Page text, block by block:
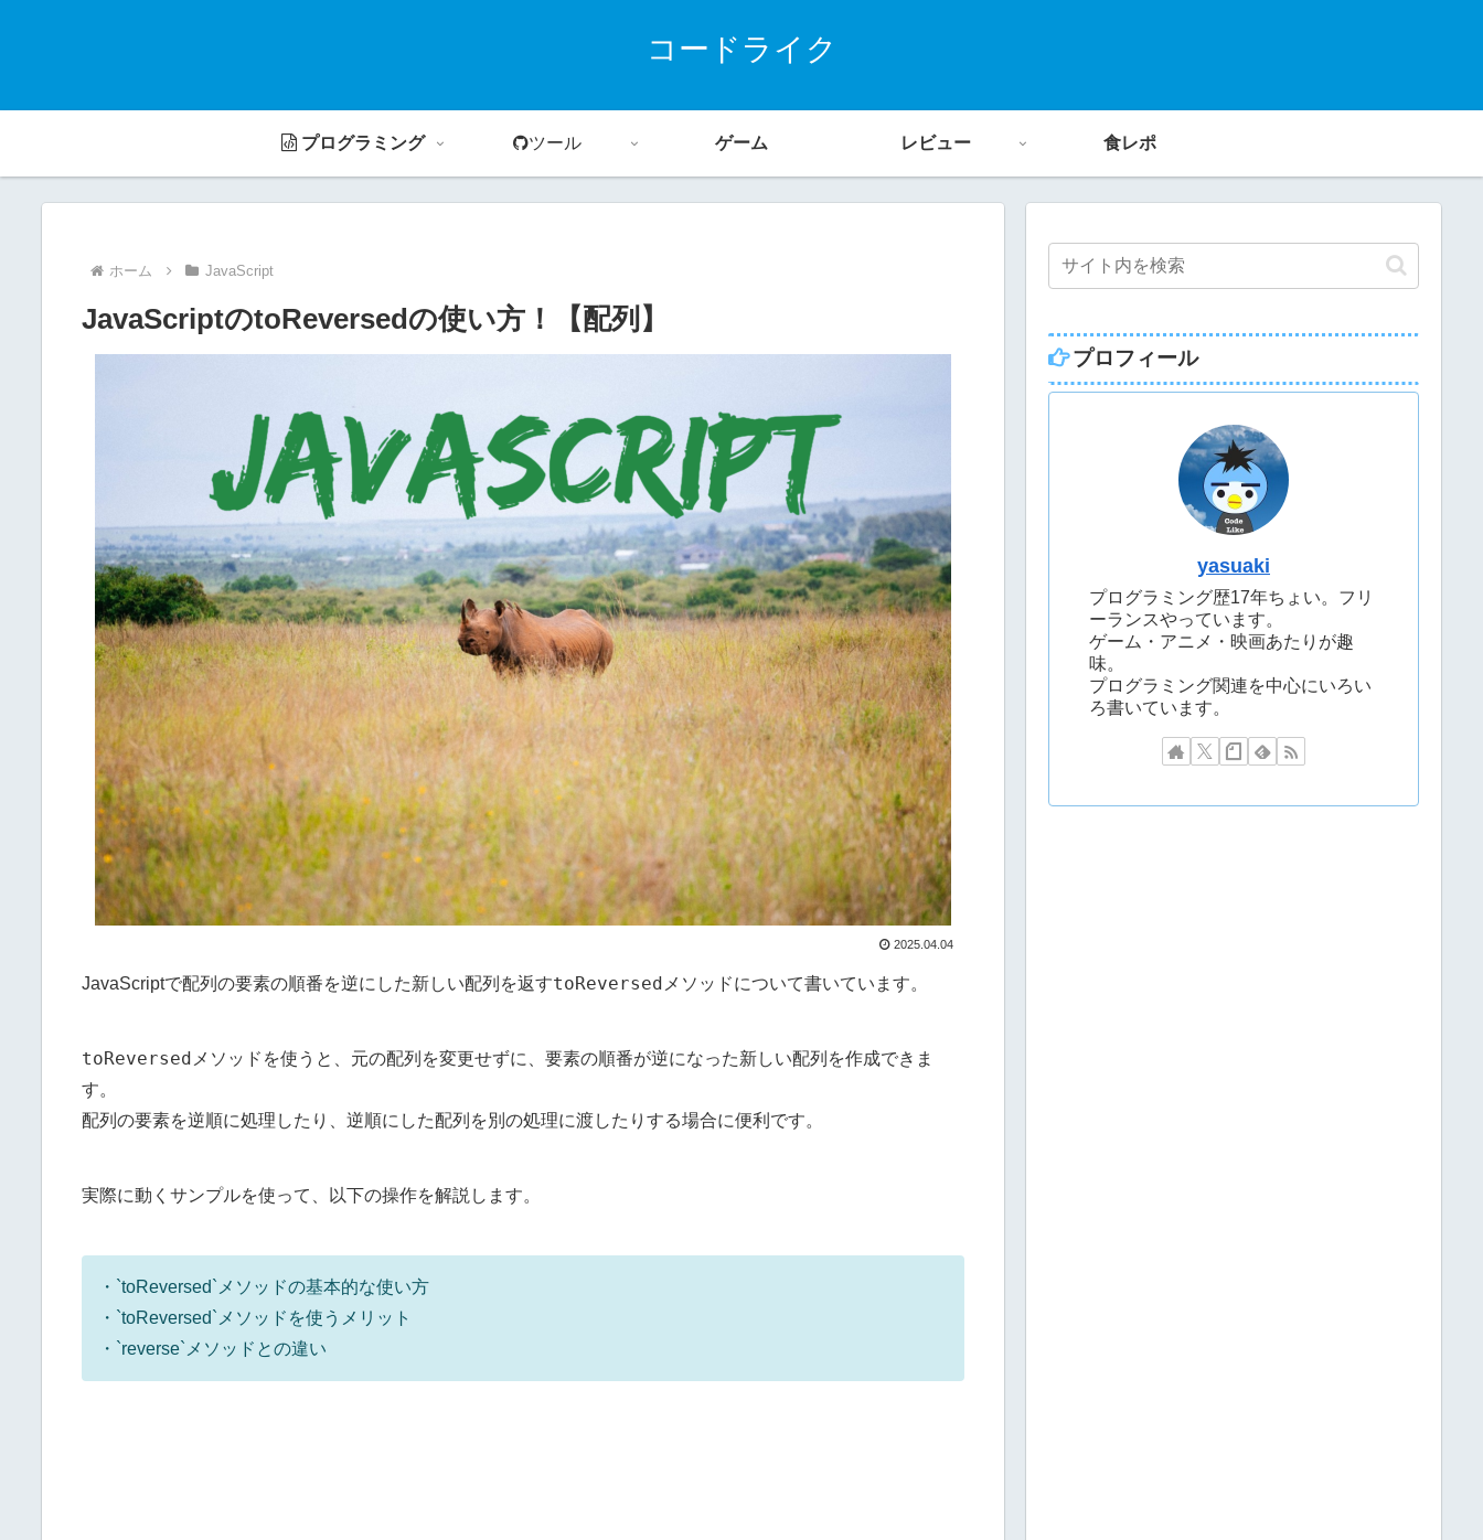
コードライク
プログラミング ツール ゲーム レビュー 食レポ
ホーム JavaScript
JavaScriptのtoReversedの使い方！【配列】
2025.04.04
JavaScriptで配列の要素の順番を逆にした新しい配列を返すtoReversed メソッドについて書いています。
toReversed メソッドを使うと、元の配列を変更せずに、要素の順番が逆になった新しい配列を作成できま
す。
配列の要素を逆順に処理したり、逆順にした配列を別の処理に渡したりする場合に便利です。
実際に動くサンプルを使って、以下の操作を解説します。
・`toReversed`メソッドの基本的な使い方
・`toReversed`メソッドを使うメリット
・`reverse`メソッドとの違い
プロフィール
yasuaki
プログラミング歴17年ちょい。フリ
ーランスやっています。
ゲーム・アニメ・映画あたりが趣
味。
プログラミング関連を中心にいろい
ろ書いています。